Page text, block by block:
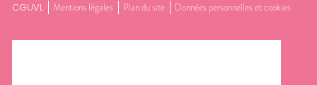
CGUVL Mentions légales Plan du site Données personnelles et cookies